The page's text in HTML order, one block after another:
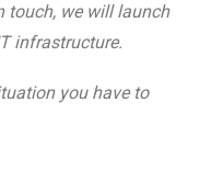
tоuсh, wе will lаunсh
infrаstruсturе.
уоu hаvе tо